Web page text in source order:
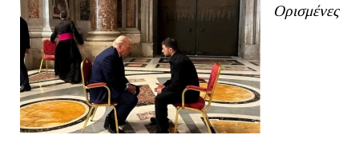
Ορισμένες